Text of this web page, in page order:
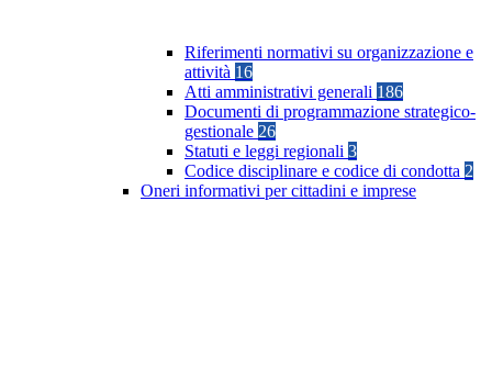
Riferimenti normativi su organizzazione e
attività 16
Atti amministrativi generali 186
Documenti di programmazione strategico-
gestionale 26
Statuti e leggi regionali 3
Codice disciplinare e codice di condotta 2
Oneri informativi per cittadini e imprese